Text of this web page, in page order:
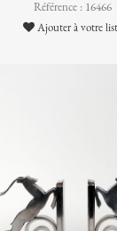
Référence : 16466
Ajouter à votre